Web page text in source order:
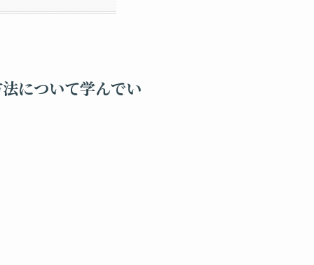
について学んでい